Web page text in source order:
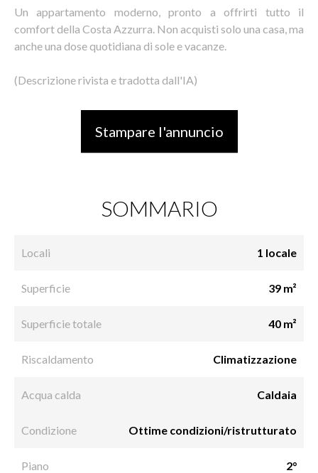
Un appartamento moderno, pronto a offrirti tutto il
comfort della Costa Azzurra. Non acquisti solo una casa, ma
anche una dose quotidiana di sole e vacanze.
(Descrizione rivista e tradotta dall'IA)
Stampare l'annuncio
SOMMARIO
Locali 1 locale
Superficie 39 m²
Superficie totale 40 m²
Riscaldamento Climatizzazione
Acqua calda Caldaia
Condizione Ottime condizioni/ristrutturato
Piano 2°